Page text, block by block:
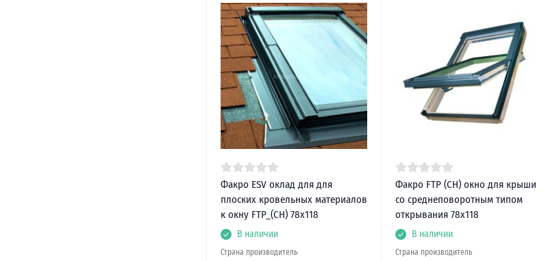
Факро ESV оклад для для
плоских кровельных материалов
к окну FTP_(CH) 78х118
В наличии
Страна производитель
Факро FTP (CH) окно для крыши
со среднеповоротным типом
открывания 78х118
В наличии
Страна производитель